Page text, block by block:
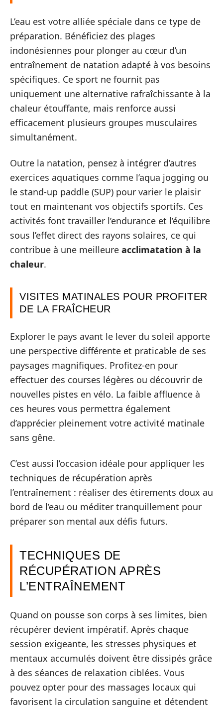
L’eau est votre alliée spéciale dans ce type de
préparation. Bénéficiez des plages
indonésiennes pour plonger au cœur d’un
entraînement de natation adapté à vos besoins
spécifiques. Ce sport ne fournit pas
uniquement une alternative rafraîchissante à la
chaleur étouffante, mais renforce aussi
efficacement plusieurs groupes musculaires
simultanément.
Outre la natation, pensez à intégrer d’autres
exercices aquatiques comme l’aqua jogging ou
le stand-up paddle (SUP) pour varier le plaisir
tout en maintenant vos objectifs sportifs. Ces
activités font travailler l’endurance et l’équilibre
sous l’effet direct des rayons solaires, ce qui
contribue à une meilleure acclimatation à la
chaleur.
VISITES MATINALES POUR PROFITER
DE LA FRAÎCHEUR
Explorer le pays avant le lever du soleil apporte
une perspective différente et praticable de ses
paysages magnifiques. Profitez-en pour
effectuer des courses légères ou découvrir de
nouvelles pistes en vélo. La faible affluence à
ces heures vous permettra également
d’apprécier pleinement votre activité matinale
sans gêne.
C’est aussi l’occasion idéale pour appliquer les
techniques de récupération après
l’entraînement : réaliser des étirements doux au
bord de l’eau ou méditer tranquillement pour
préparer son mental aux défis futurs.
TECHNIQUES DE
RÉCUPÉRATION APRÈS
L’ENTRAÎNEMENT
Quand on pousse son corps à ses limites, bien
récupérer devient impératif. Après chaque
session exigeante, les stresses physiques et
mentaux accumulés doivent être dissipés grâce
à des séances de relaxation ciblées. Vous
pouvez opter pour des massages locaux qui
favorisent la circulation sanguine et détendent